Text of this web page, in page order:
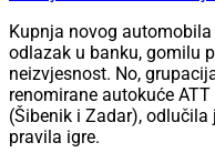
Kupnja novog
odlazak u banku, gomilu
neizvjesnost. No,
renomirane autokuće
(Šibenik i Zadar),
pravila igre.